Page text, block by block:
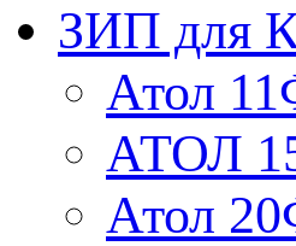
ЗИП для
Атол
АТОЛ
Атол